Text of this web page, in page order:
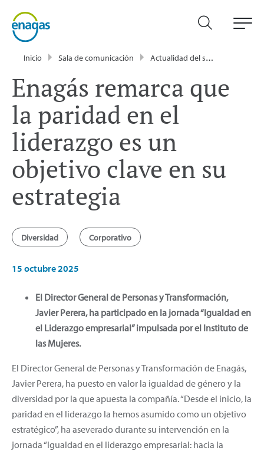
Inicio Sala de comunicación Actualidad del sector energético - Enagás
Enagás remarca que
la paridad en el
liderazgo es un
objetivo clave en su
estrategia
Diversidad Corporativo
15 octubre 2025
El Director General de Personas y Transformación,
Javier Perera, ha participado en la jornada “Igualdad en
el Liderazgo empresarial” impulsada por el Instituto de
las Mujeres.
El Director General de Personas y Transformación de Enagás,
Javier Perera, ha puesto en valor la igualdad de género y la
diversidad por la que apuesta la compañía. “Desde el inicio, la
paridad en el liderazgo la hemos asumido como un objetivo
estratégico”, ha aseverado durante su intervención en la
jornada “Igualdad en el liderazgo empresarial: hacia la